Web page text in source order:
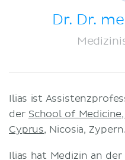
Jobs
Kontakt
Dr. Dr.
Ilias ist
der School of
Cyprus, Nicosia, Zypern.
Ilias hat Medizin an der